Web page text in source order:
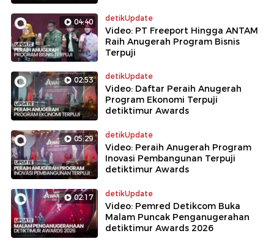
04:40 detikUpdate
Video: PT Freeport Hingga ANTAM
Raih Anugerah Program Bisnis
Terpuji
02:53 detikUpdate
Video: Daftar Peraih Anugerah
Program Ekonomi Terpuji
detiktimur Awards
05:29 detikUpdate
Video: Peraih Anugerah Program
Inovasi Pembangunan Terpuji
detiktimur Awards
02:17 detikUpdate
Video: Pemred Detikcom Buka
Malam Puncak Penganugerahan
detiktimur Awards 2026